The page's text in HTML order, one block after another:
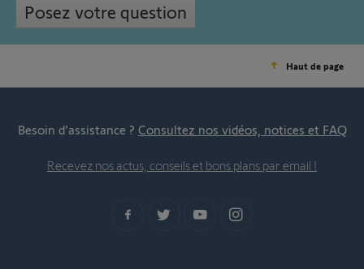
Posez votre question
Haut de page
Besoin d’assistance ? Consultez nos vidéos, notices et FAQ
Recevez nos actus, conseils et bons plans par email !